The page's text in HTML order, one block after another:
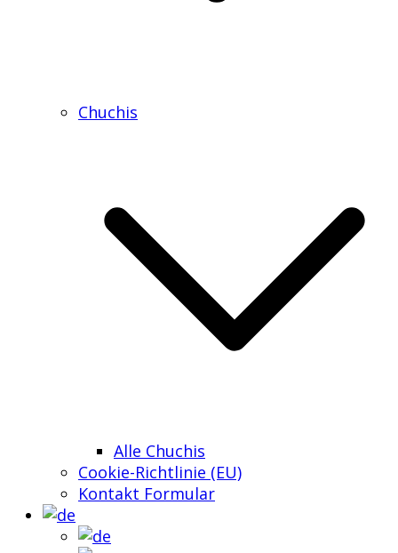
Chuchis
Alle Chuchis
Cookie-Richtlinie (EU)
Kontakt Formular